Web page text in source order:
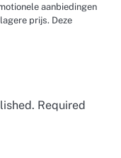
aanbiedingen
prijs. Deze
Required